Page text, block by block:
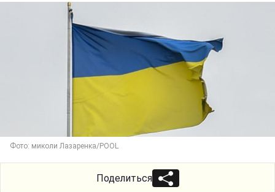
Фото: миколи Лазаренка/POOL
Поделиться